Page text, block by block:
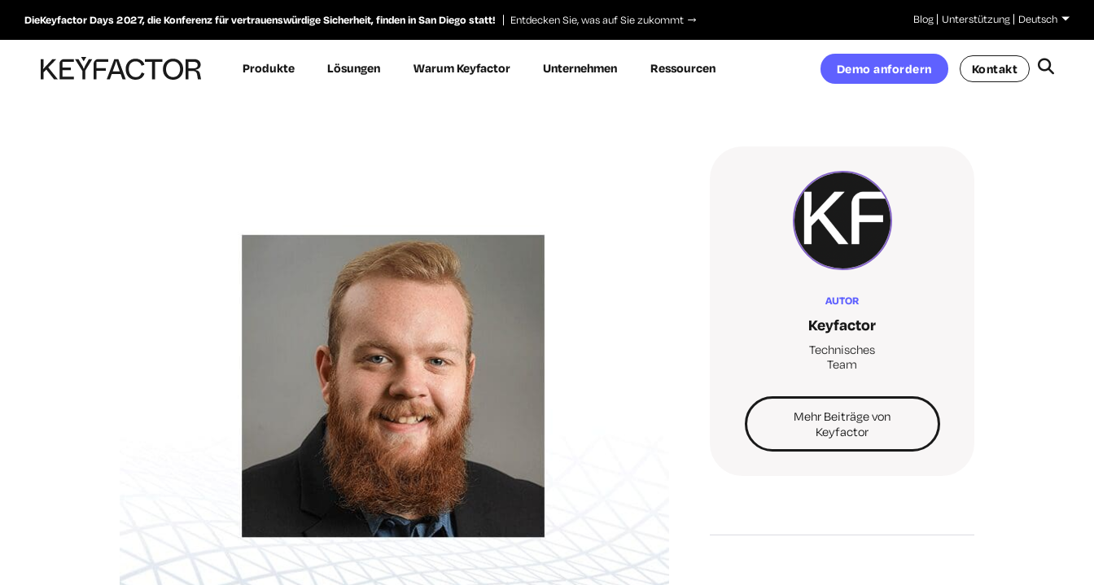
DieKeyfactor Days 2027, die Konferenz für vertrauenswürdige Sicherheit, finden in San Diego statt! Entdecken Sie, was auf Sie zukommt Blog Unterstützung Deutsch
Produkte Lösungen Warum Keyfactor Unternehmen Ressourcen Demo anfordern Kontakt
AUTOR
Keyfactor
Technisches
Team
Mehr Beiträge von
Keyfactor